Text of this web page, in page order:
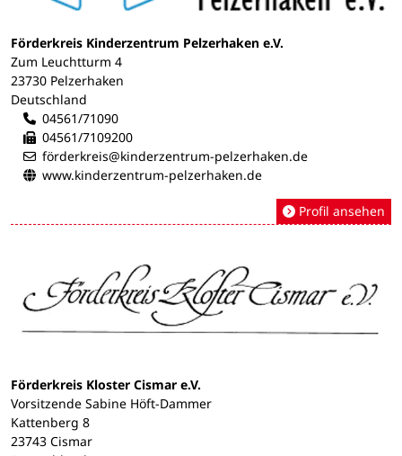
Förderkreis Kinderzentrum Pelzerhaken e.V.
Zum Leuchtturm 4
23730 Pelzerhaken
Deutschland
04561/71090
04561/7109200
förderkreis@kinderzentrum-pelzerhaken.de
www.kinderzentrum-pelzerhaken.de
Profil ansehen
Förderkreis Kloster Cismar e.V.
Vorsitzende Sabine Höft-Dammer
Kattenberg 8
23743 Cismar